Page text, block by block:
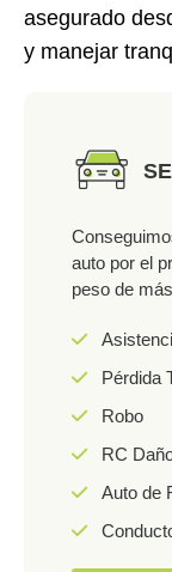
asegurado
y manejar
auto por el
peso de
Pérdida
Robo
RC
Auto de